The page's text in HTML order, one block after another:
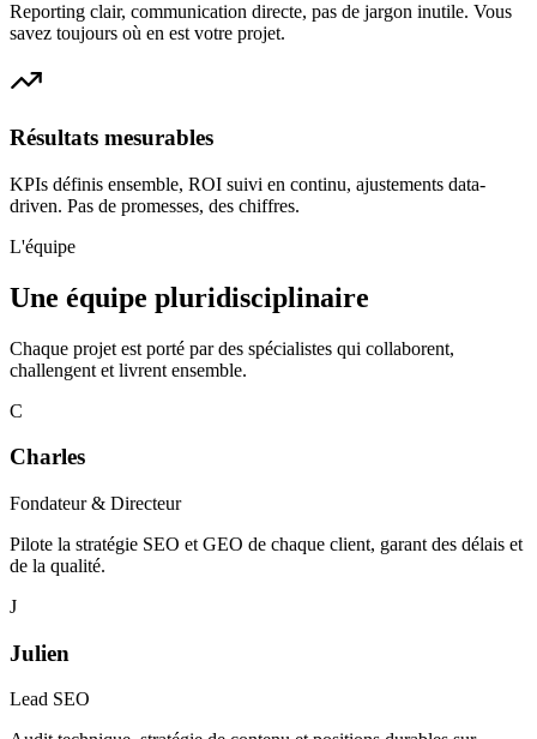
Reporting clair, communication directe, pas de jargon inutile. Vous
savez toujours où en est votre projet.
Résultats mesurables
KPIs définis ensemble, ROI suivi en continu, ajustements data-
driven. Pas de promesses, des chiffres.
L'équipe
Une équipe pluridisciplinaire
Chaque projet est porté par des spécialistes qui collaborent,
challengent et livrent ensemble.
C
Charles
Fondateur & Directeur
Pilote la stratégie SEO et GEO de chaque client, garant des délais et
de la qualité.
J
Julien
Lead SEO